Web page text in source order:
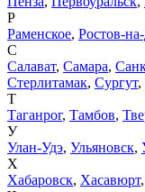
Р
Раменское, Ростов-
С
Салават, Самара,
Стерлитамак, Сургут,
Т
Таганрог, Тамбов,
У
Улан-Удэ, Ульяновск,
Х
Хабаровск, Хасавюрт,